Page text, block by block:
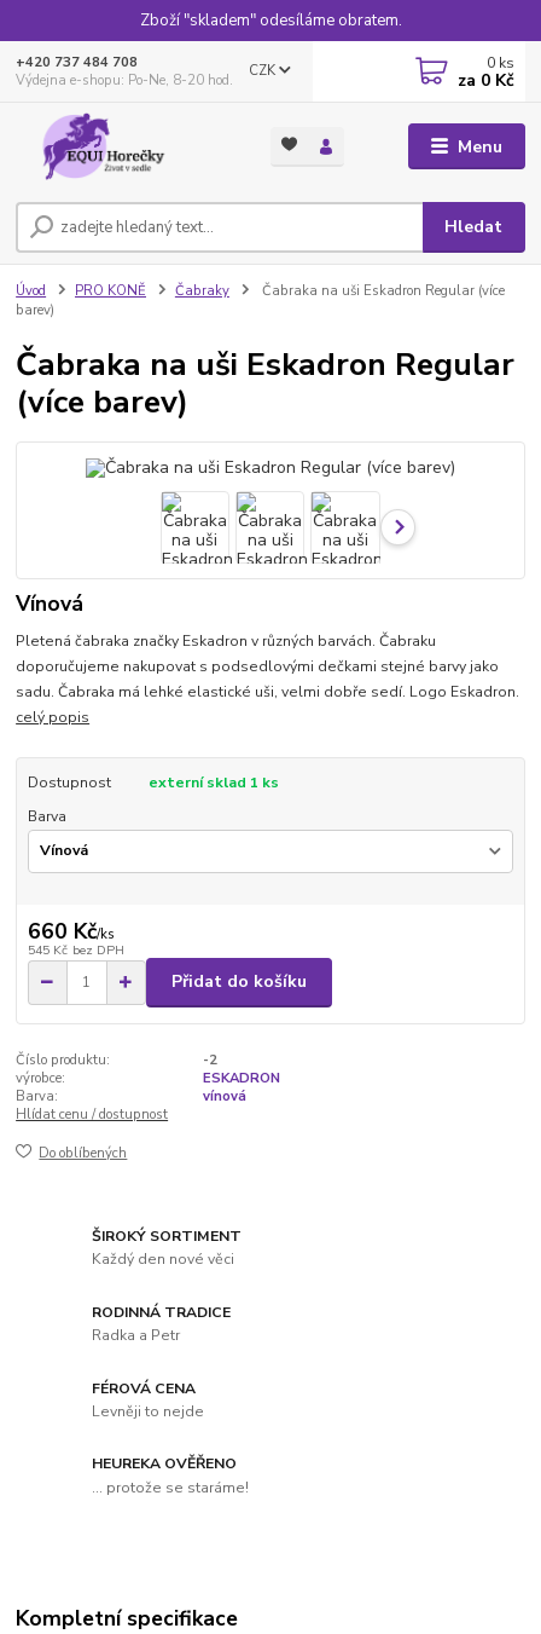
Zboží "skladem" odesíláme obratem.
Menu
CZK
Hledat
+420 737 484 708
Výdejna e-shopu: Po-Ne, 8-20 hod.
0 ks
za 0 Kč
Úvod PRO KONĚ Čabraky
Čabraka na uši Eskadron Regular (více
barev)
Čabraka na uši Eskadron Regular
(více barev)
Vínová
Pletená čabraka značky Eskadron v různých barvách. Čabraku
doporučujeme nakupovat s podsedlovými dečkami stejné barvy jako
sadu. Čabraka má lehké elastické uši, velmi dobře sedí. Logo Eskadron.
celý popis
Dostupnost
externí sklad 1 ks
Barva
660 Kč/ks
545 Kč bez DPH
Přidat do košíku
Číslo produktu:
-2
výrobce:
ESKADRON
Barva:
vínová
Hlídat cenu / dostupnost
Do oblíbených
ŠIROKÝ SORTIMENT
Každý den nové věci
RODINNÁ TRADICE
Radka a Petr
FÉROVÁ CENA
Levněji to nejde
HEUREKA OVĚŘENO
... protože se staráme!
Kompletní specifikace